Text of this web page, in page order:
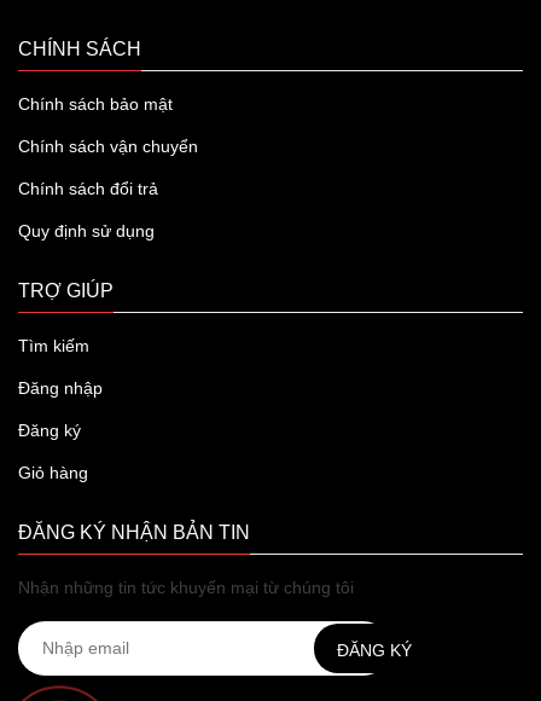
CHÍNH SÁCH
Chính sách bảo mật
Chính sách vận chuyển
Chính sách đổi trả
Quy định sử dụng
TRỢ GIÚP
Tìm kiếm
Đăng nhập
Đăng ký
Giỏ hàng
ĐĂNG KÝ NHẬN BẢN TIN
Nhận những tin tức khuyến mại từ chúng tôi
ĐĂNG KÝ